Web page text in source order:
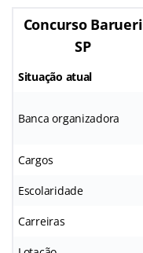
Concurso Barueri
SP
Situação atual
Banca organizadora
Cargos
Escolaridade
Carreiras